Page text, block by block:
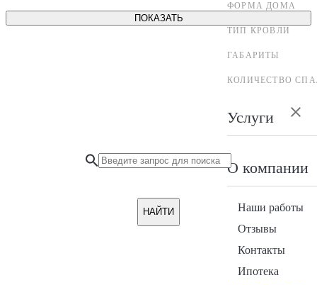
ФОРМА ДОМА
ТИП КРОВЛИ
ГАБАРИТЫ
КОЛИЧЕСТВО
Услуги
О компании
Наши работы
Отзывы
Контакты
Ипотека
ПОКАЗАТЬ
НАЙТИ